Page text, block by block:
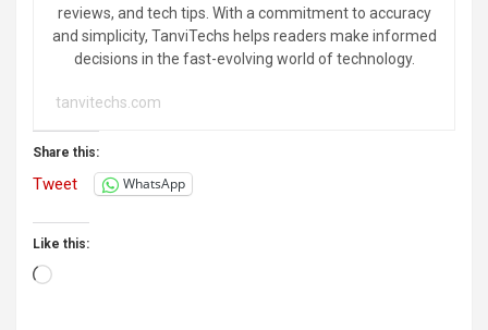
reviews, and tech tips. With a commitment to accuracy
and simplicity, TanviTechs helps readers make informed
decisions in the fast-evolving world of technology.
tanvitechs.com
Share this:
Tweet WhatsApp
Like this:
Loading…